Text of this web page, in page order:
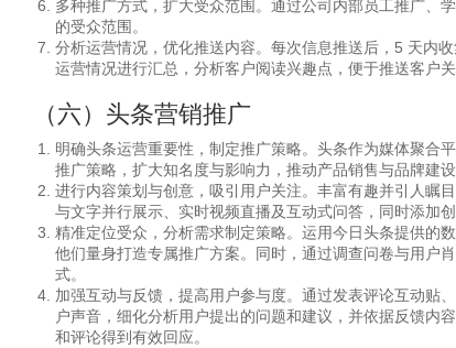
多种推广方式，扩大受众范围。通过公司内部员工推广、
的受众范围。
分析运营情况，优化推送内容。每次信息推送后，5 天内
运营情况进行汇总，分析客户阅读兴趣点，便于推送客户关
（六）头条营销推广
明确头条运营重要性，制定推广策略。头条作为媒体聚合
推广策略，扩大知名度与影响力，推动产品销售与品牌建设
进行内容策划与创意，吸引用户关注。丰富有趣并引人瞩
与文字并行展示、实时视频直播及互动式问答，同时添加
精准定位受众，分析需求制定策略。运用今日头条提供的
他们量身打造专属推广方案。同时，通过调查问卷与用户
式。
加强互动与反馈，提高用户参与度。通过发表评论互动贴
户声音，细化分析用户提出的问题和建议，并依据反馈内
和评论得到有效回应。